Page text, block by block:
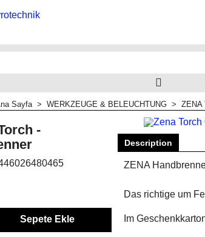
Sayfa > WERKZEUGE & BELEUCHTUNG > ZENA
-
Sepete Ekle
Description
ZENA
Das richtige um
Im